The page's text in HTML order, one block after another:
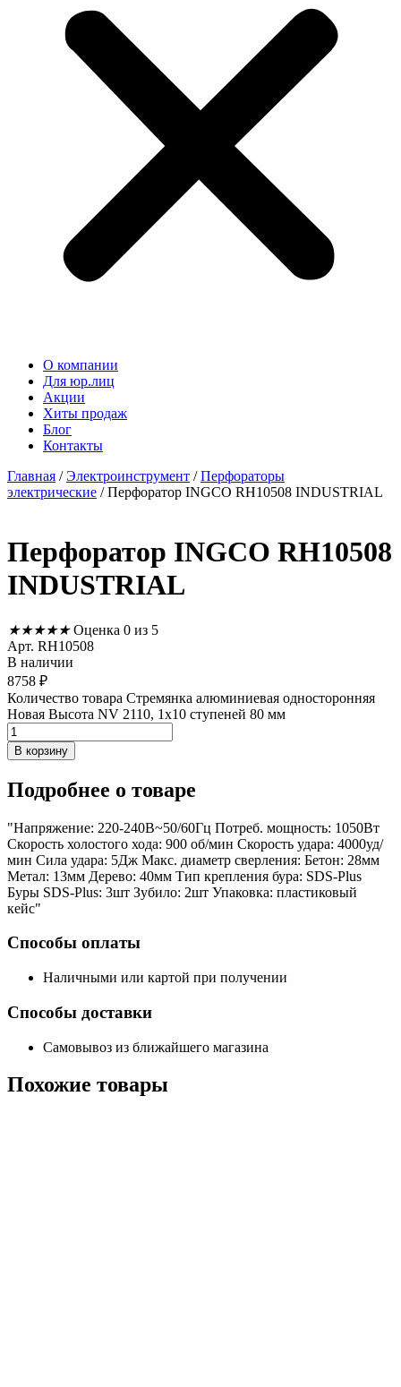
О компании
Для юр.лиц
Акции
Хиты продаж
Блог
Контакты
Главная /Электроинструмент /Перфораторы
электрические / Перфоратор INGCO RH10508 INDUSTRIAL
Перфоратор INGCO RH10508
INDUSTRIAL
★★★★★ Оценка 0 из 5
Арт. RH10508
В наличии
8758 ₽
Количество товара Стремянка алюминиевая односторонняя
Новая Высота NV 2110, 1х10 ступеней 80 мм
В корзину
Подробнее о товаре
"Напряжение: 220-240В~50/60Гц Потреб. мощность: 1050Вт
Скорость холостого хода: 900 об/мин Скорость удара: 4000уд/
мин Сила удара: 5Дж Макс. диаметр сверления: Бетон: 28мм
Метал: 13мм Дерево: 40мм Тип крепления бура: SDS-Plus
Буры SDS-Plus: 3шт Зубило: 2шт Упаковка: пластиковый
кейс"
Способы оплаты
Наличными или картой при получении
Способы доставки
Самовывоз из ближайшего магазина
Похожие товары